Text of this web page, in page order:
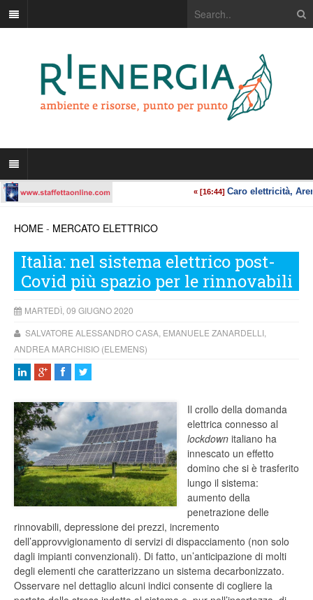
HOME - MERCATO ELETTRICO
Italia: nel sistema elettrico post-
Covid più spazio per le rinnovabili
MARTEDÌ, 09 GIUGNO 2020
SALVATORE ALESSANDRO CASA, EMANUELE ZANARDELLI,
ANDREA MARCHISIO (ELEMENS)
Il crollo della domanda
elettrica connesso al
lockdown italiano ha
innescato un effetto
domino che si è trasferito
lungo il sistema:
aumento della
penetrazione delle
rinnovabili, depressione dei prezzi, incremento
dell’approvvigionamento di servizi di dispacciamento (non solo
dagli impianti convenzionali). Di fatto, un’anticipazione di molti
degli elementi che caratterizzano un sistema decarbonizzato.
Osservare nel dettaglio alcuni indici consente di cogliere la